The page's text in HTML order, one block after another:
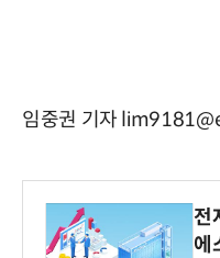
임중권 기자
전
에